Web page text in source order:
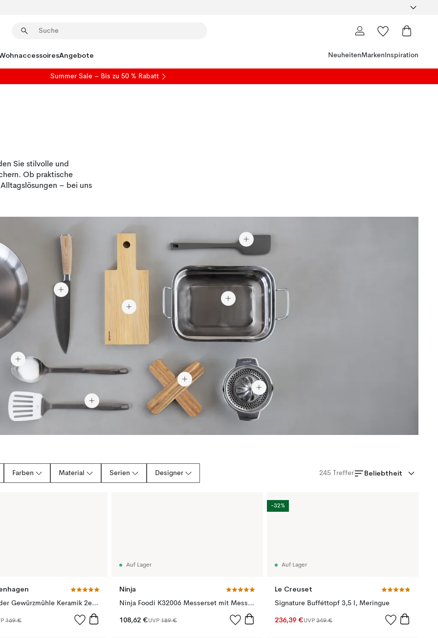
Angebote NeuheitenMarken Inspiration
Summer Sale – Bis zu 50 % Rabatt
Sie stilvolle und
Ob praktische
– bei uns
19,95 €
20,94 €
Farben Material Serien Designer 245 Treffer Beliebtheit
Bottle Grinder Gewürzmühle Keramik 2er Pack, Sand ( Walnussholzdeckel)
169 €
Auf Lager
Ninja
Ninja Foodi K32006 Messerset mit Messerblock & integriertem Messerschärfer, Edelstahl
108,62 €UVP 189 €
Auf Lager
Le Creuset
Signature Bufféttopf 3,5 l, Meringue
236,39 €UVP 349 €
-32%